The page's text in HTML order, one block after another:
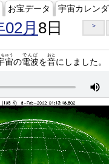
お宝データ 宇宙カレン
月 8日 >
宙
ちゅう
の電波
でんぱ
を音
おと
にしました。